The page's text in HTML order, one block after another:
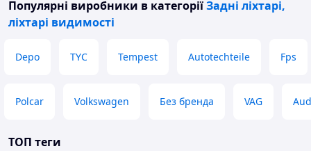
Популярні виробники в категоріїЗадні ліхтарі,
ліхтарі видимості
Depo TYC Tempest Autotechteile Fps
Polcar Volkswagen Без бренда VAG
ТОП теги